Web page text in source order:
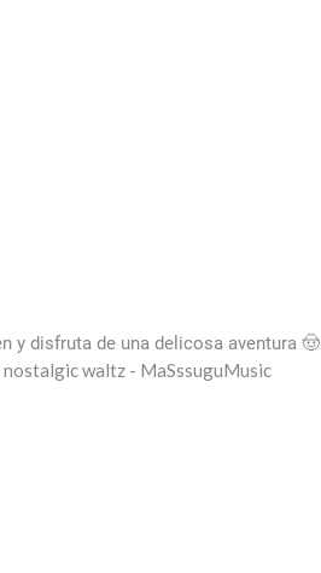
y disfruta de una delicosa aventura 🤠
waltz - MaSssuguMusic